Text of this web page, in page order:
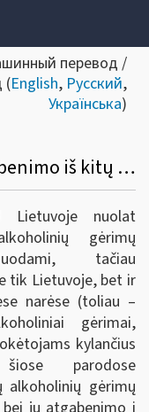
перевод /
(English, Русский,
Українська)
Dėl alkoholinių gėrimų atgabenimo iš kitų Europos sąjungos valstybių narių į tarptautines parodas Lietuvoje bei akcizų sumokėjimo
nuolat
gėrimų
tačiau
tik Lietuvoje, bet ir
narėse (toliau –
gėrimai,
kylančius
parodose
alkoholinių gėrimų
jų atgabenimo į